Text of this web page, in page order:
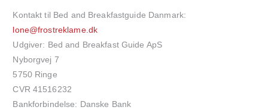
Kontakt til Bed and Breakfastguide Danmark:
lone@frostreklame.dk
Udgiver: Bed and Breakfast Guide ApS
Nyborgvej 7
5750 Ringe
CVR 41516232
Bankforbindelse: Danske Bank